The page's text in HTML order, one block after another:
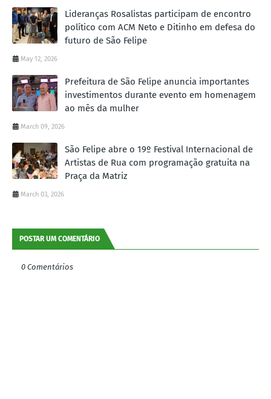
Lideranças Rosalistas participam de encontro
político com ACM Neto e Ditinho em defesa do
futuro de São Felipe
May 12, 2026
Prefeitura de São Felipe anuncia importantes
investimentos durante evento em homenagem
ao mês da mulher
March 09, 2026
São Felipe abre o 19º Festival Internacional de
Artistas de Rua com programação gratuita na
Praça da Matriz
March 03, 2026
POSTAR UM COMENTÁRIO
0 Comentários